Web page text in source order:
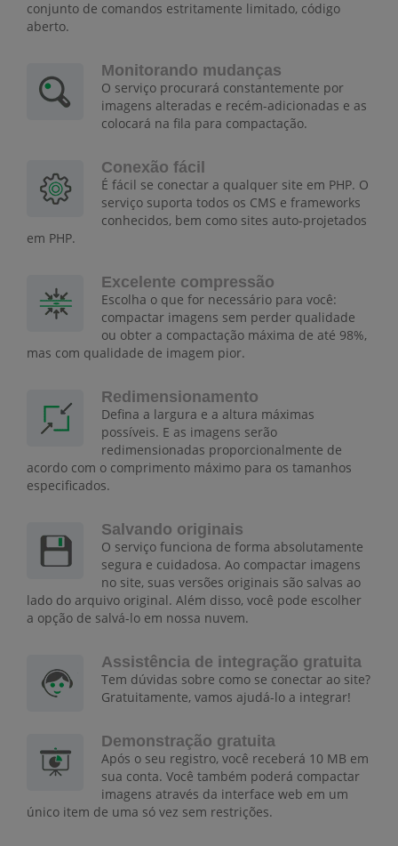
conjunto de comandos estritamente limitado, código
aberto.
Monitorando mudanças
O serviço procurará constantemente por
imagens alteradas e recém-adicionadas e as
colocará na fila para compactação.
Conexão fácil
É fácil se conectar a qualquer site em PHP. O
serviço suporta todos os CMS e frameworks
conhecidos, bem como sites auto-projetados
em PHP.
Excelente compressão
Escolha o que for necessário para você:
compactar imagens sem perder qualidade
ou obter a compactação máxima de até 98%,
mas com qualidade de imagem pior.
Redimensionamento
Defina a largura e a altura máximas
possíveis. E as imagens serão
redimensionadas proporcionalmente de
acordo com o comprimento máximo para os tamanhos
especificados.
Salvando originais
O serviço funciona de forma absolutamente
segura e cuidadosa. Ao compactar imagens
no site, suas versões originais são salvas ao
lado do arquivo original. Além disso, você pode escolher
a opção de salvá-lo em nossa nuvem.
Assistência de integração gratuita
Tem dúvidas sobre como se conectar ao site?
Gratuitamente, vamos ajudá-lo a integrar!
Demonstração gratuita
Após o seu registro, você receberá 10 MB em
sua conta. Você também poderá compactar
imagens através da interface web em um
único item de uma só vez sem restrições.